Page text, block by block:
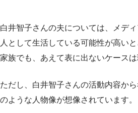
白井智子さんの夫については、メデ
人として生活している可能性が高い
家族でも、あえて表に出ないケースは
ただし、白井智子さんの活動内容か
のような人物像が想像されています。